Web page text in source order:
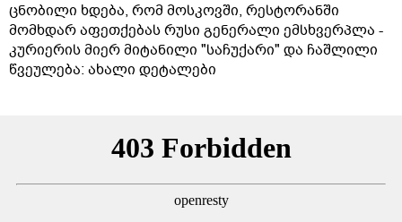
ცნობილი ხდება, რომ მოსკოვში, რესტორანში
მომხდარ აფეთქებას რუსი გენერალი ემსხვერპლა -
კურიერის მიერ მიტანილი "საჩუქარი" და ჩაშლილი
წვეულება: ახალი დეტალები